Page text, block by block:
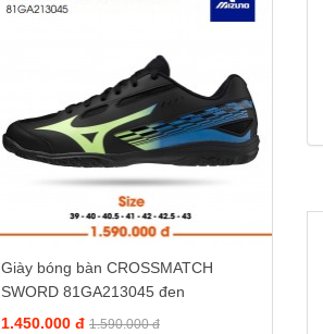
Giày bóng bàn CROSSMATCH
SWORD 81GA213045 đen
1.450.000 đ 1.590.000 đ